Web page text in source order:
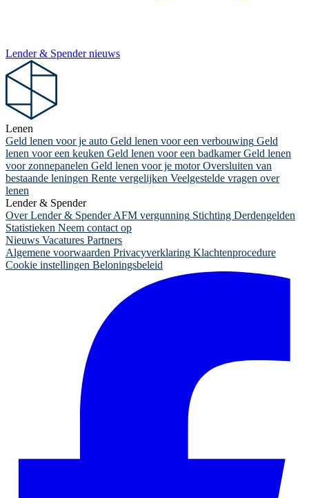
Lender & Spender nieuws
Lenen
Geld lenen voor je auto Geld lenen voor een verbouwing Geld
lenen voor een keuken Geld lenen voor een badkamer Geld lenen
voor zonnepanelen Geld lenen voor je motor Oversluiten van
bestaande leningen Rente vergelijken Veelgestelde vragen over
lenen
Lender & Spender
Over Lender & SpenderAFM vergunning Stichting Derdengelden
Statistieken Neem contact op
Nieuws Vacatures Partners
Algemene voorwaarden Privacyverklaring Klachtenprocedure
Cookie instellingen Beloningsbeleid